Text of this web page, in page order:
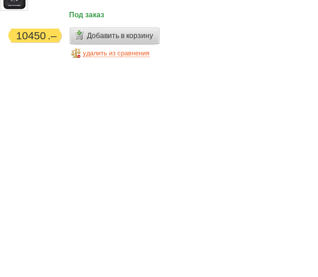
Под заказ
10450 Добавить в корзину
удалить из сравнения